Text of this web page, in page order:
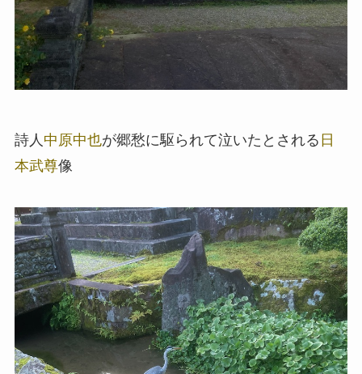
詩人 中原中也が郷愁に駆られて泣いたとされる 日
本武尊像